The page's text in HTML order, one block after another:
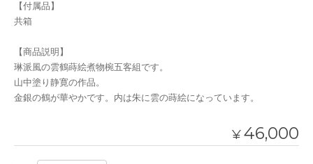
【付属品】
共箱
【商品説明】
琳派風の雲鶴蒔絵煮物椀五客組です。
山中塗り静寛の作品。
金銀の鶴が華やかです。内は朱に雲の蒔絵になっています。
¥46,000